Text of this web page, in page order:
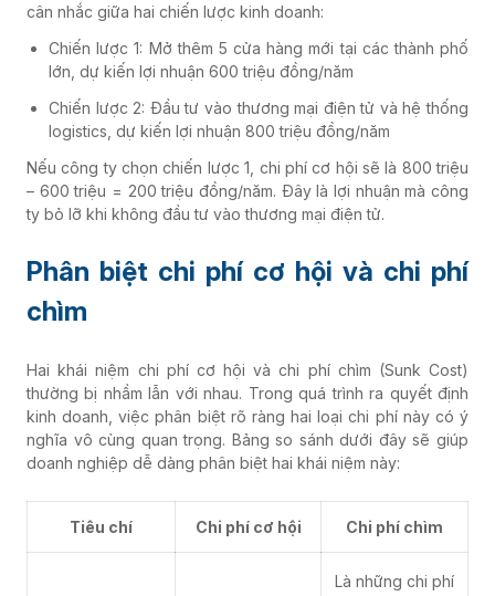
cân nhắc giữa hai chiến lược kinh doanh:
Chiến lược 1: Mở thêm 5 cửa hàng mới tại các thành phố
lớn, dự kiến lợi nhuận 600 triệu đồng/năm
Chiến lược 2: Đầu tư vào thương mại điện tử và hệ thống
logistics, dự kiến lợi nhuận 800 triệu đồng/năm
Nếu công ty chọn chiến lược 1, chi phí cơ hội sẽ là 800 triệu
– 600 triệu = 200 triệu đồng/năm. Đây là lợi nhuận mà công
ty bỏ lỡ khi không đầu tư vào thương mại điện tử.
Phân biệt chi phí cơ hội và chi phí
chìm
Hai khái niệm chi phí cơ hội và chi phí chìm (Sunk Cost)
thường bị nhầm lẫn với nhau. Trong quá trình ra quyết định
kinh doanh, việc phân biệt rõ ràng hai loại chi phí này có ý
nghĩa vô cùng quan trọng. Bảng so sánh dưới đây sẽ giúp
doanh nghiệp dễ dàng phân biệt hai khái niệm này:
Tiêu chí Chi phí cơ hội Chi phí chìm
Là những chi phí